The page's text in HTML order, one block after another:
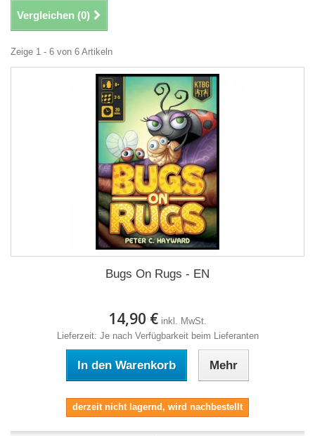
Vergleichen (0)
Zeige 1 - 6 von 6 Artikeln
Bugs On Rugs - EN
14,90 € inkl. MwSt.
Lieferzeit: Je nach Verfügbarkeit beim Lieferanten
In den Warenkorb Mehr
derzeit nicht lagernd, wird nachbestellt